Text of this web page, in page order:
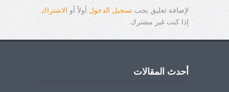
لإضافة تعليق يجبتسجيل الدخول أولاً أو
الاشتراك
إذا كنت غير مشترك
أحدث المقالات